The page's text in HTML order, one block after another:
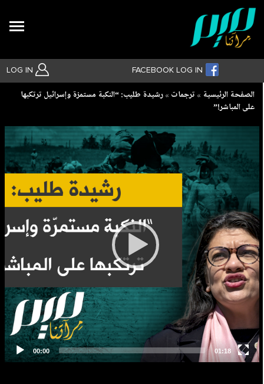
LOG IN FACEBOOK LOG IN
بحث متقدم
Breadcrumb
الصفحة الرئيسية ترجمات
رشيدة طليب: “النكبة مستمرّة وإسرائيل ترتكبها
على المباشر!”